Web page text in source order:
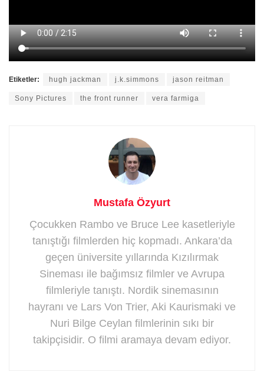
Etiketler: hugh jackman j.k.simmons jason reitman
Sony Pictures the front runner vera farmiga
Mustafa Özyurt
Çocukken Rambo ve Bruce Lee kasetleriyle
tanıştığı filmlerden hiç kopmadı. Ankara’da
geçen üniversite yıllarında Kızılırmak
Sineması ile bağımsız filmler ve Avrupa
filmleriyle tanıştı. Nordik sinemasının
hayranı ve Lars Von Trier, Aki Kaurismaki ve
Nuri Bilge Ceylan filmlerinin sıkı bir
takipçisidir. O filmi aramaya devam ediyor.